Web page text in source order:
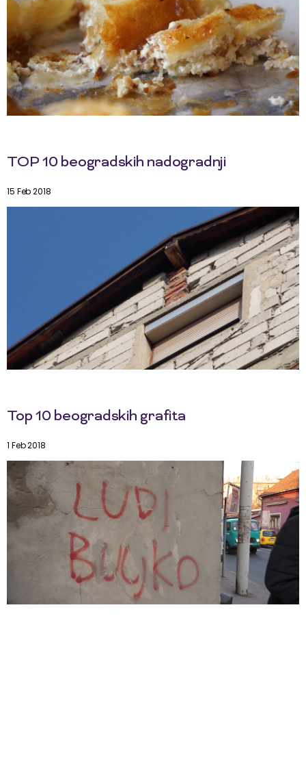
TOP 10 beogradskih nadogradnji
15 Feb 2018
Top 10 beogradskih grafita
1 Feb 2018